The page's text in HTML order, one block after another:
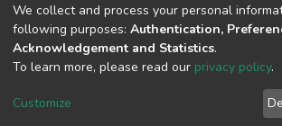
Creative Commons Attribution-
copyright ©
Cookie settings
We collect and process your personal
following purposes: Authentication,
Acknowledgement and Statistics.
To learn more, please read our privacy policy.
Customize